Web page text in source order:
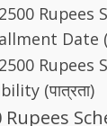
Rupees
Date (
Rupees
(पात्रता)
Rupees